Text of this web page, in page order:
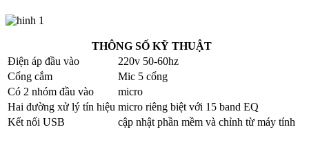
THÔNG SỐ KỸ THUẬT
Điện áp đầu vào
220v 50-60hz
Cổng cắm
Mic 5 cổng
Có 2 nhóm đầu vào
micro
Hai đường xử lý tín hiệu micro riêng biệt với 15 band EQ
Kết nối USB
cập nhật phần mềm và chỉnh từ máy tính